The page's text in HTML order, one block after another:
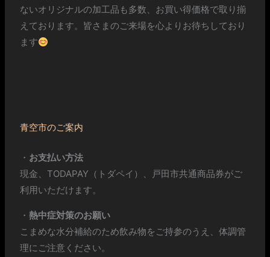
ないオリジナルの加工品も多数、お買い得価格で取り揃
えております。皆さまのご来場を心よりお待ちしており
ます
青空市のご案内
・ お支払い方法
現金、TODAPAY（トダペイ）、戸田市共通商品券がご
利用いただけます。
・熱中症対策のお願い
こまめな水分補給のため飲み物をご持参のうえ、体調管
理にご注意ください。